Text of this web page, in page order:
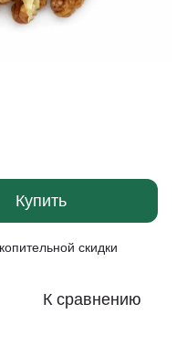
Купить
скидки
К сравнению